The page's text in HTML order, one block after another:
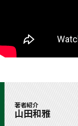
著者紹介
山田和雅